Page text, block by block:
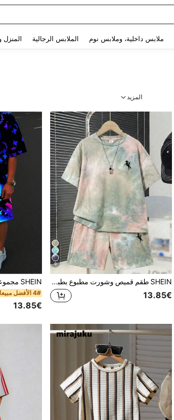
ملابس داخلية، وملابس نوم الملابس الرجالية المنزل
المزيد
9
SHEIN طقم قميص وشورت مطبوع بطباعة صبغ التعتيق للأطفال الصبية، قميص بياقة دائرية فضفاض وأكمام قصيرة وشورت مريح، قطعتان
13.85€ 4# الأفضل مبيعا
13.85€